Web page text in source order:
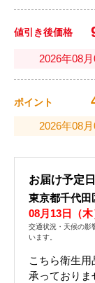
値引き後価格
2026年08
ポイント
2026年08
お届け予定日
東京都千代田
08月13日（木
交通状況・天候の影
います。
こちら衛生
承っておりま